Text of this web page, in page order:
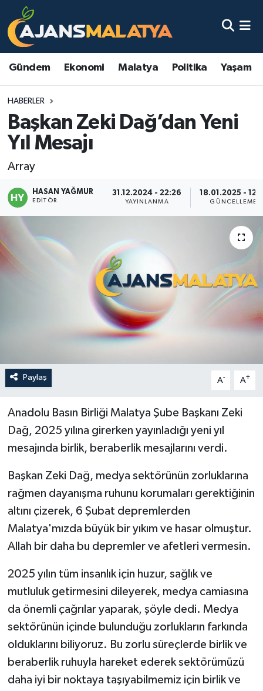
Gündem Ekonomi Malatya Politika Yaşam
HABERLER
Başkan Zeki Dağ’dan Yeni
Yıl Mesajı
Array
HASAN YAĞMUR
EDITÖR
31.12.2024 - 22:26
YAYINLANMA
18.01.2025 -
GÜNCELLEME
Paylaş A- A+
Anadolu Basın Birliği Malatya Şube Başkanı Zeki
Dağ, 2025 yılına girerken yayınladığı yeni yıl
mesajında birlik, beraberlik mesajlarını verdi.
Başkan Zeki Dağ, medya sektörünün zorluklarına
rağmen dayanışma ruhunu korumaları gerektiğinin
altını çizerek, 6 Şubat depremlerden
Malatya'mızda büyük bir yıkım ve hasar olmuştur.
Allah bir daha bu depremler ve afetleri vermesin.
2025 yılın tüm insanlık için huzur, sağlık ve
mutluluk getirmesini dileyerek, medya camiasına
da önemli çağrılar yaparak, şöyle dedi. Medya
sektörünün içinde bulunduğu zorlukların farkında
olduklarını biliyoruz. Bu zorlu süreçlerde birlik ve
beraberlik ruhuyla hareket ederek sektörümüzü
daha iyi bir noktaya taşıyabilmemiz için birlik ve
Asayiş
Eğitim
Ekonomi
Gündem
Kadın
Magazin
Teknoloji
Malatya Nöbetçi Eczaneler
Malatya Namaz Vakitleri
Malatya Trafik Yoğunluk Haritası
TFF 3.Lig 2.Grup Puan Durumu ve Fikstür
Tüm Manşetler
Haber Arşivi